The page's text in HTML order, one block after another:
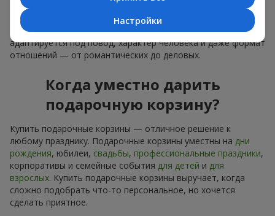
Купить подарочные корзины — это не просто приобрести
банальную вещь. Сегодня купить подарочные корзины —
это универсальный подарок для всех, который легко
адаптируется под повод, характер человека и даже формат
отношений — от романтических до деловых.
Когда уместно дарить
подарочную корзину?
Купить подарочные корзины — отличное решение к
любому празднику. Подарочные корзины уместны на дни
рождения, юбилеи, свадьбы, профессиональные праздники,
корпоративы и семейные события для детей и для
взрослых. Купить подарочные корзины выручает, когда
сложно подобрать что-то персональное, но хочется
сделать приятное.
Настройки